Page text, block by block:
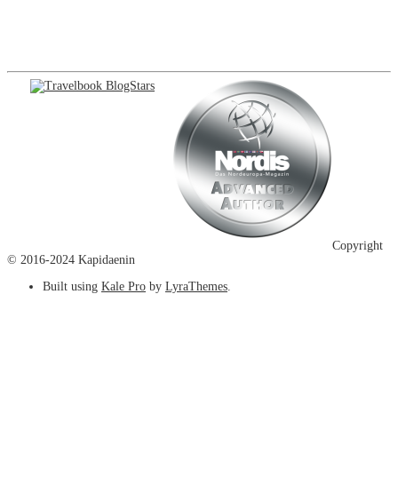
Copyright
© 2016-2024 Kapidaenin
Built using Kale Pro by LyraThemes